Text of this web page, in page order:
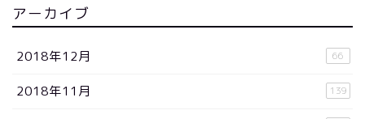
アーカイブ
2018年12月 66
2018年11月 139